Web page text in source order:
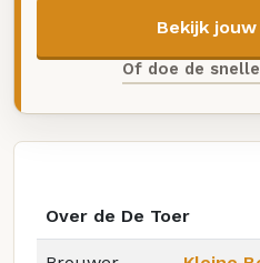
Bekijk
Of doe de
Over de De Toer